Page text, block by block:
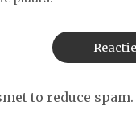
to reduce spam.